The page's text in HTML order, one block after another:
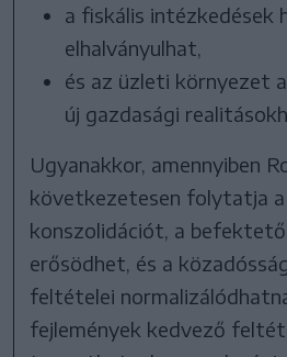
a fiskális intézkedések
elhalványulhat,
és az üzleti környezet
új gazdasági
Ugyanakkor, amennyiben
következetesen folytatja
konszolidációt, a
erősödhet, és a
feltételei
fejlemények kedvező